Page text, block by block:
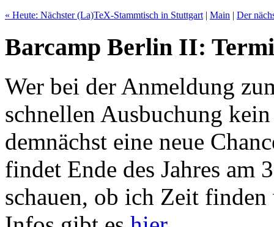
« Heute: Nächster (La)TeX-Stammtisch in Stuttgart | Main | Der
Barcamp Berlin II:
Wer bei der Anmeldung
schnellen Ausbuchung
demnächst eine neue
findet Ende des Jahres am
schauen, ob ich Zeit